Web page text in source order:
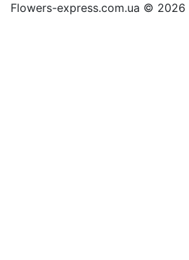
Flowers-express.com.ua © 2026